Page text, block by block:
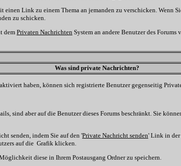
Link zu einem Thema an jemanden zu verschicken. Wenn
zu schicken.
dem Privaten Nachrichten System an andere Benutzer des
Was sind private Nachrichten?
aktiviert haben, können sich registrierte Benutzer gegenseitig
sind aber auf die Benutzer dieses Forums beschränkt. Sie
senden, indem Sie auf den 'Private Nachricht senden' Link in der
auf die Grafik klicken.
diese in Ihrem Postausgang Ordner zu speichern.